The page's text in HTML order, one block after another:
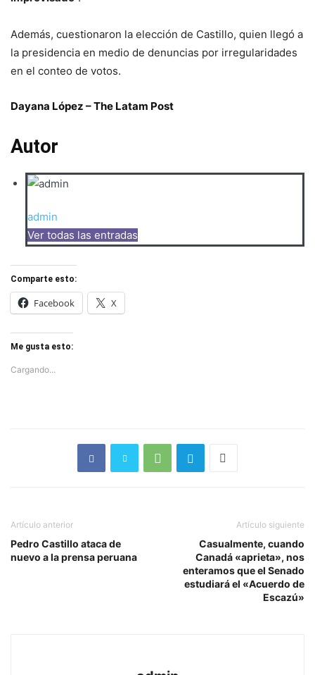
Además, cuestionaron la elección de Castillo, quien llegó a
la presidencia en medio de denuncias por irregularidades
en el conteo de votos.
Dayana López – The Latam Post
Autor
admin
Ver todas las entradas
Comparte esto:
Facebook X
Me gusta esto:
Cargando...
Artículo anterior
Pedro Castillo ataca de
nuevo a la prensa peruana
Artículo siguiente
Casualmente, cuando
Canadá «aprieta», nos
enteramos que el Senado
estudiará el «Acuerdo de
Escazú»